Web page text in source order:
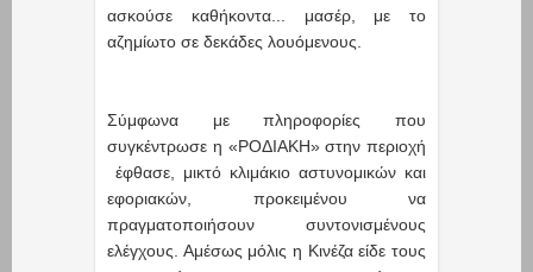
ασκούσε καθήκοντα... μασέρ, με το
αζημίωτο σε δεκάδες λουόμενους.
Σύμφωνα με πληροφορίες που
συγκέντρωσε η «ΡΟΔΙΑΚΗ» στην περιοχή
έφθασε, μικτό κλιμάκιο αστυνομικών και
εφοριακών, προκειμένου να
πραγματοποιήσουν συντονισμένους
ελέγχους. Αμέσως μόλις η Κινέζα είδε τους